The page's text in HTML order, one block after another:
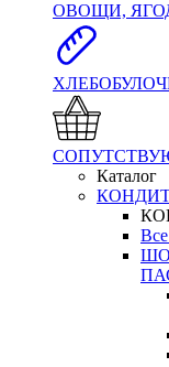
ОВОЩИ,
Каталог